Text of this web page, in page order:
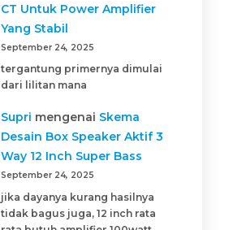
CT Untuk Power Amplifier
Yang Stabil
September 24, 2025
tergantung primernya dimulai
dari lilitan mana
Supri mengenai Skema
Desain Box Speaker Aktif 3
Way 12 Inch Super Bass
September 24, 2025
jika dayanya kurang hasilnya
tidak bagus juga, 12 inch rata